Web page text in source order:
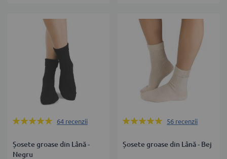
Rating:
64 recenzii
Șosete groase din Lână -
Negru
Rating:
56 recenzii
Șosete groase din Lână - Bej